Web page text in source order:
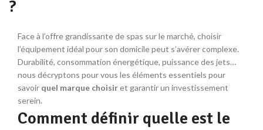
?
Face à l’offre grandissante de spas sur le marché, choisir
l’équipement idéal pour son domicile peut s’avérer complexe.
Durabilité, consommation énergétique, puissance des jets…
nous décryptons pour vous les éléments essentiels pour
savoir quel marque choisiret garantir un investissement
serein.
Comment définir quelle est le